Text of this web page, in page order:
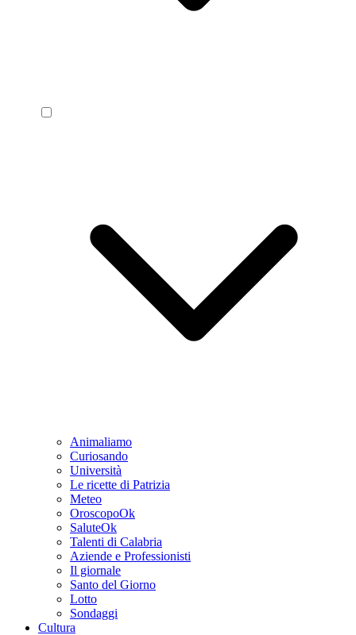
Animaliamo
Curiosando
Università
Le ricette di Patrizia
Meteo
OroscopoOk
SaluteOk
Talenti di Calabria
Aziende e Professionisti
Il giornale
Santo del Giorno
Lotto
Sondaggi
Cultura